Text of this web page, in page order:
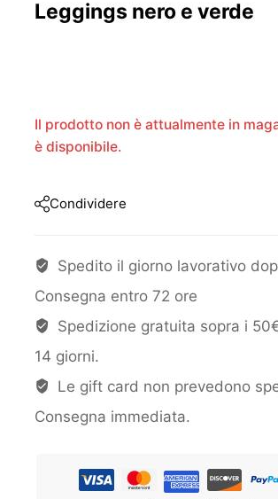
Leggings nero e verde
Il prodotto non è attualmente in
è disponibile.
Condividere
Spedito il giorno lavorativo
Consegna entro 72 ore
Spedizione gratuita sopra i
14 giorni.
Le gift card non prevedono
Consegna immediata.